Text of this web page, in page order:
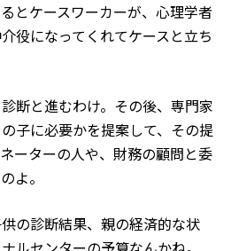
とケースワーカーが、心理学者
役になってくれてケースと立ち
断と進むわけ。その後、専門家
子に必要かを提案して、その提
ーターの人や、財務の顧問と委
よ。
の診断結果、親の経済的な状